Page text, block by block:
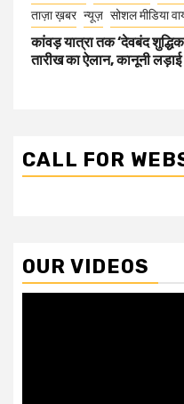
ताज़ा ख़बर न्यूज़ सोशल मीडिया
कांवड़ यात्रा तक ‘देवबंद
तारीख का ऐलान, कानूनी लड़ाई
CALL FOR
OUR VIDEOS